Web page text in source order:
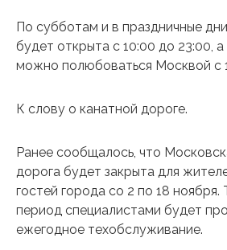
По субботам и в праздничные
будет открыта с 10:00 до 23:00,
можно полюбоваться Москвой с
К слову о канатной дороге.
Ранее сообщалось, что
дорога будет закрыта для
гостей города со 2 по 18 ноября.
период специалистами будет
ежегодное техобслуживание.